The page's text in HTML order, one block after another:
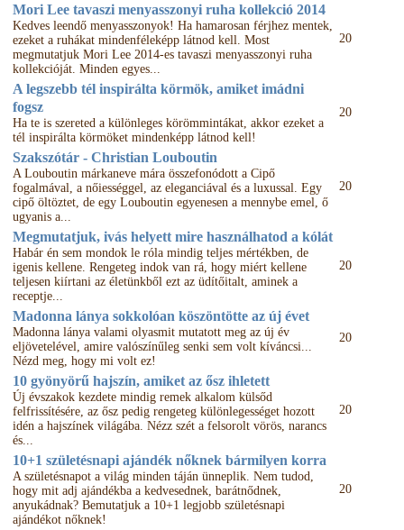
Mori Lee tavaszi menyasszonyi ruha kollekció 2014
Kedves leendő menyasszonyok! Ha hamarosan férjhez mentek,
ezeket a ruhákat mindenféleképp látnod kell. Most
megmutatjuk Mori Lee 2014-es tavaszi menyasszonyi ruha
kollekcióját. Minden egyes...
20
A legszebb tél inspirálta körmök, amiket imádni
fogsz
Ha te is szereted a különleges körömmintákat, akkor ezeket a
tél inspirálta körmöket mindenképp látnod kell!
20
Szakszótár - Christian Louboutin
A Louboutin márkaneve mára összefonódott a Cipő
fogalmával, a nőiességgel, az eleganciával és a luxussal. Egy
cipő öltöztet, de egy Louboutin egyenesen a mennybe emel, ő
ugyanis a...
20
Megmutatjuk, ivás helyett mire használhatod a kólát
Habár én sem mondok le róla mindig teljes mértékben, de
igenis kellene. Rengeteg indok van rá, hogy miért kellene
teljesen kiírtani az életünkből ezt az üdítőitalt, aminek a
receptje...
20
Madonna lánya sokkolóan köszöntötte az új évet
Madonna lánya valami olyasmit mutatott meg az új év
eljövetelével, amire valószínűleg senki sem volt kíváncsi...
Nézd meg, hogy mi volt ez!
20
10 gyönyörű hajszín, amiket az ősz ihletett
Új évszakok kezdete mindig remek alkalom külsőd
felfrissítésére, az ősz pedig rengeteg különlegességet hozott
idén a hajszínek világába. Nézz szét a felsorolt vörös, narancs
és...
20
10+1 születésnapi ajándék nőknek bármilyen korra
A születésnapot a világ minden táján ünneplik. Nem tudod,
hogy mit adj ajándékba a kedvesednek, barátnődnek,
anyukádnak? Bemutatjuk a 10+1 legjobb születésnapi
ajándékot nőknek!
20